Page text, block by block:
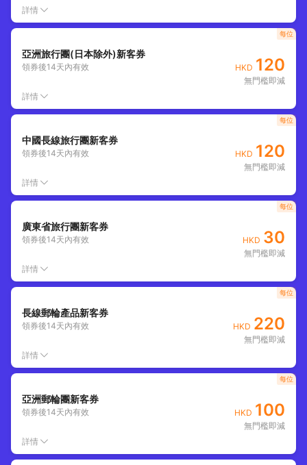
詳情
亞洲旅行團(日本除外)新客券
領券後14天內有效 HKD 120
無門檻即減
每位
詳情
中國長線旅行團新客券
領券後14天內有效 HKD 120
無門檻即減
每位
詳情
廣東省旅行團新客券
領券後14天內有效 HKD 30
無門檻即減
每位
詳情
長線郵輪產品新客券
領券後14天內有效 HKD 220
無門檻即減
每位
詳情
亞洲郵輪團新客券
領券後14天內有效 HKD 100
無門檻即減
每位
詳情